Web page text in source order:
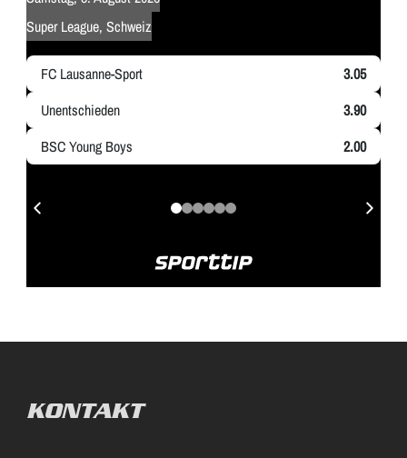
KONTAKT